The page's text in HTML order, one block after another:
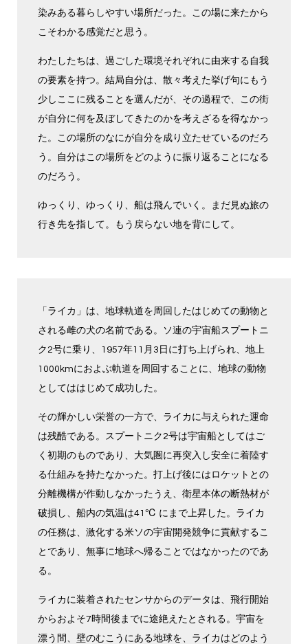
染みある暮らしやすい場所だった。この場に来たから
こそわかる感覚だと思う。
わたしたちは、過ごした環境それぞれに由来する自我
の要素を持つ。結局自分は、散々考えた挙げ句にもう
少しここに残ることを選んだが、その過程で、この街
が自分に何を及ぼしてきたのかを考えざるを得なかっ
た。この場所のなにが自分を成り立たせているのだろ
う。自分はこの場所をどのように振り返ることになる
のだろう。
ゆっくり、ゆっくり、船は飛んでいく。まだ見ぬ旅の
行き先を指して。もう戻らない地を背にして。
「ライカ」は、地球軌道を周回したはじめての動物と
される雌の犬の名前である。ソ連の宇宙船スプートニ
ク2号に乗り、1957年11月3日に打ち上げられ、地上
1000kmにおよぶ軌道を周回することに、地球の動物
としてははじめて成功した。
その輝かしい栄誉の一方で、ライカに与えられた運命
は残酷である。スプートニク2号は宇宙船としてはご
く初期のものであり、大気圏に再突入し安全に着陸す
る仕組みを持たなかった。打上げ後にはロケットとの
分離機構が作動しなかったうえ、衛星本体の断熱材が
破損し、船内の気温は41℃ にまで上昇した。ライカ
の任務は、激化する米ソの宇宙開発競争に貢献するこ
とであり、無事に地球へ帰ることではなかったのであ
る。
ライカに装着されたセンサからのデータは、飛行開始
からおよそ7時間後までに途絶えたとされる。宇宙を
漂う間、壁のむこうにある地球を、ライカはどのよう